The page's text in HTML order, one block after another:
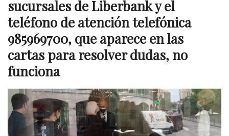
sucursales de Liberbank y el
teléfono de atención telefónica
985969700, que aparece en las
cartas para resolver dudas, no
funciona